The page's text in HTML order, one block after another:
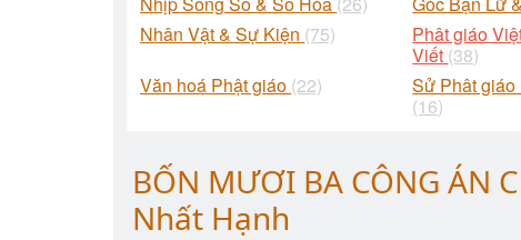
Nhân Vật & Sự Kiện (75)
Phât giáo
Viết (38)
Văn hoá Phật giáo (22)
Sử Phât
(16)
BỐN MƯƠI BA CÔNG ÁN
Nhất Hạnh